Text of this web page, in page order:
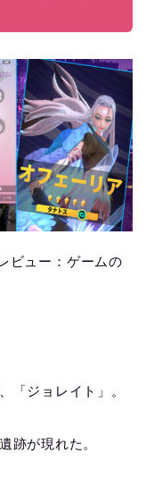
ビュー：ゲームの
「ジョレイト」。
跡が現れた。